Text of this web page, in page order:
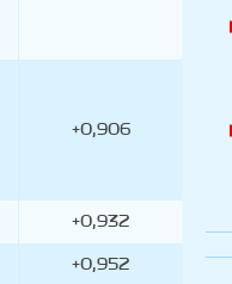
+0,906
+0,932
+0,952